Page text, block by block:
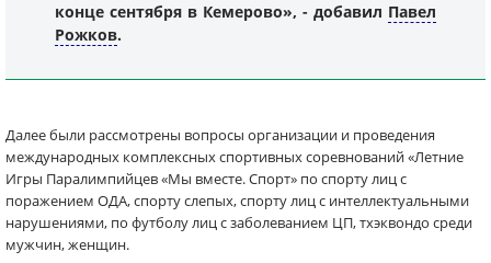
конце сентября в Кемерово», - добавил Павел
Рожков.
Далее были рассмотрены вопросы организации и проведения
международных комплексных спортивных соревнований «Летние
Игры Паралимпийцев «Мы вместе. Спорт» по спорту лиц с
поражением ОДА, спорту слепых, спорту лиц с интеллектуальными
нарушениями, по футболу лиц с заболеванием ЦП, тхэквондо среди
мужчин, женщин.